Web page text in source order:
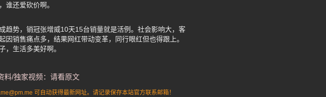
谁还爱砍价啊。
趋势，销冠张增威10天15台销量就是活例。社会影响大，客
销售痛点多，结果网红带动变革，同行眼红但也得跟上。
，生活多美好啊。
料/独家视频：请看原文
可自动获得最新网址。请记录保存本站官方联系邮箱！